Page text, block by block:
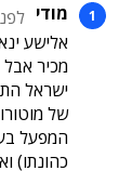
מודי לפני 12
אלישע
מכיר אבל
ישראל
של
המפעל
כהונתו)